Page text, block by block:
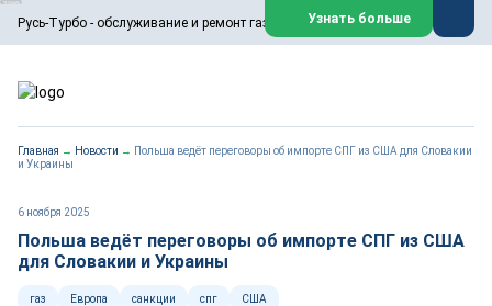
Русь-Турбо - обслуживание и ремонт газовых паровых турбин
ООО «Русь-Турбо» занимается сервисом газовых и паровых
турбин, комплексным ремонтом, восстановлением,
техническим обслуживанием оборудования ТЭС,
работают на нефтегазовых, нефтехимических,
металлургических и других предприятиях.
Реклама. ООО «Русь-Турбо», ИНН 7802588950
erid: F7NfYUJCUneVdwPs4znf
Узнать больше
Главная → Новости → Польша ведёт переговоры об импорте СПГ из США для Словакии
и Украины
6 ноября 2025
Польша ведёт переговоры об импорте СПГ из США
для Словакии и Украины
газ Европа санкции спг США